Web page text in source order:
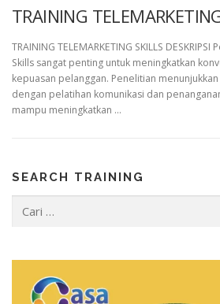
TRAINING
TRAINING TELEMARKETING SKILLS
Skills sangat penting untuk meningkatkan
kepuasan pelanggan. Penelitian
dengan pelatihan komunikasi dan
mampu meningkatkan …
SEARCH TRAINING
untuk: